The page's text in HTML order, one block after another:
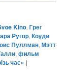
Kino,Грег
Ругор,Коуди
Пуллман,Мэтт
,фильм
час» |